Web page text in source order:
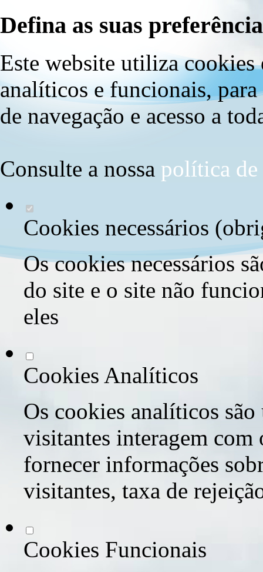
Defina as suas
Este website utiliza cookies
analíticos e funcionais,
de navegação e acesso a
Consulte a nossa política de
Cookies necessários
Os cookies necessários
do site e o site não
eles
Cookies Analíticos
Os cookies analíticos são
visitantes interagem com
fornecer informações
visitantes, taxa de
Cookies Funcionais